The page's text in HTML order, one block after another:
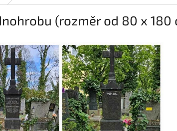
(rozměr od 80 x 180